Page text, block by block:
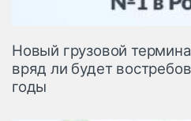
Новый грузовой
вряд ли будет
годы